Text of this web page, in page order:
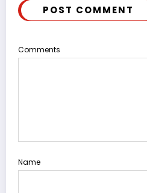
POST COMMENT
Comments
Name